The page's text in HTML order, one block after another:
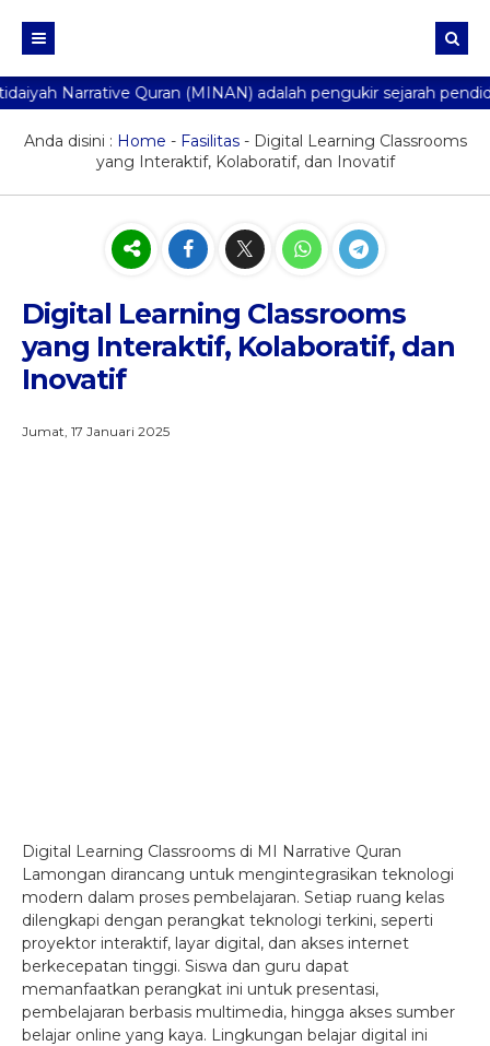
Beranda
Profil
Agenda
Ekstra
Aplikasi
PPDB
Narrative Quran (MINAN) adalah pengukir sejarah
Anda disini : Home - Fasilitas- Digital Learning Classrooms
yang Interaktif, Kolaboratif, dan Inovatif
Digital Learning Classrooms
yang Interaktif, Kolaboratif, dan
Inovatif
Jumat, 17 Januari 2025
Digital Learning Classrooms di MI Narrative Quran
Lamongan dirancang untuk mengintegrasikan teknologi
modern dalam proses pembelajaran. Setiap ruang kelas
dilengkapi dengan perangkat teknologi terkini, seperti
proyektor interaktif, layar digital, dan akses internet
berkecepatan tinggi. Siswa dan guru dapat
memanfaatkan perangkat ini untuk presentasi,
pembelajaran berbasis multimedia, hingga akses sumber
belajar online yang kaya. Lingkungan belajar digital ini